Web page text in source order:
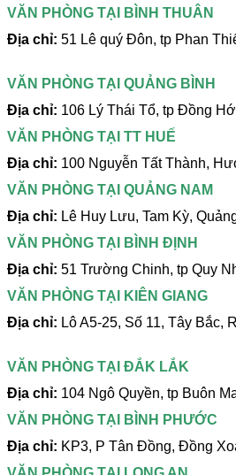
VĂN PHÒNG TẠI BÌNH THUÂN
Địa chỉ: 51 Lê quý Đôn, tp Phan
VĂN PHÒNG TẠI QUẢNG BÌNH
Địa chỉ: 106 Lý Thái Tổ, tp Đồng
VĂN PHÒNG TẠI TT HUẾ
Địa chỉ: 100 Nguyễn Tất Thành,
VĂN PHÒNG TẠI QUẢNG NAM
Địa chỉ: Lê Huy Lưu, Tam Kỳ,
VĂN PHÒNG TẠI BÌNH ĐỊNH
Địa chỉ: 51 Trường Chinh, tp Quy
VĂN PHÒNG TẠI KIÊN GIANG
Địa chỉ: Lô A5-25, Số 11, Tây Bắc,
VĂN PHÒNG TẠI ĐẮK LẮK
Địa chỉ: 104 Ngô Quyền, tp Buôn
VĂN PHÒNG TẠI BÌNH PHƯỚC
Địa chỉ: KP3, P Tân Đồng, Đồng